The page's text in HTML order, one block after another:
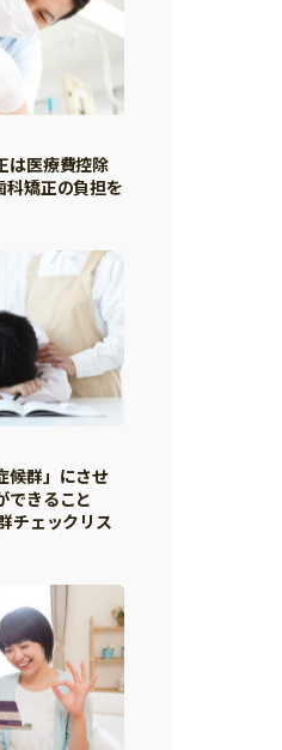
は医療費控除
矯正の負担を
候群」にさせ
できること
チェックリス